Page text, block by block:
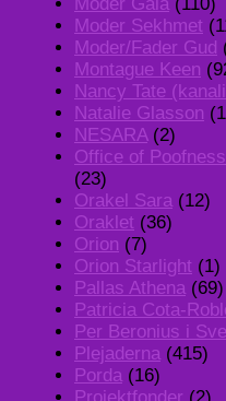
Moder Sekhmet
Moder/Fader Gud
Montague Keen
Nancy Tate
Natalie Glasson
NESARA(2)
Office of
(23)
Orakel Sara (12)
Oraklet (36)
Orion (7)
Orion Starlight (1)
Pallas Athena (69)
Patricia Cota-
Per Beronius i
Plejaderna (415)
Porda (16)